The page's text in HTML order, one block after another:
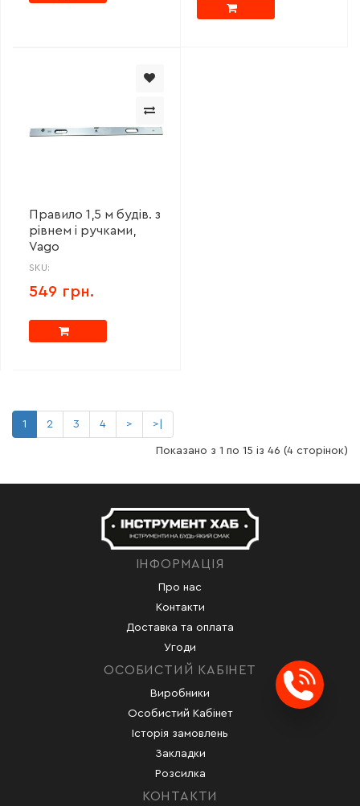
Правило 1,5 м будів. з
рівнем і ручками,
Vago
SKU:
549 грн.
1 2 3 4 > >|
Показано з 1 по 15 із 46 (4 сторінок)
ІНФОРМАЦІЯ
Про нас
Контакти
Доставка та оплата
Угоди
ОСОБИСТИЙ КАБІНЕТ
Виробники
Особистий Кабінет
Історія замовлень
Закладки
Розсилка
КОНТАКТИ